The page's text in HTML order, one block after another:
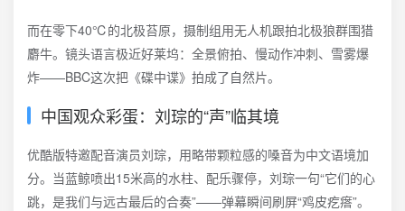
而在零下40℃的北极苔原，摄制组用无人机跟拍北极狼群围猎
麝牛。镜头语言极近好莱坞：全景俯拍、慢动作冲刺、雪雾爆
炸——BBC这次把《碟中谍》拍成了自然片。
中国观众彩蛋：刘琮的“声”临其境
优酷版特邀配音演员刘琮，用略带颗粒感的嗓音为中文语境加
分。当蓝鲸喷出15米高的水柱、配乐骤停，刘琮一句“它们的心
跳，是我们与远古最后的合奏”——弹幕瞬间刷屏“鸡皮疙瘩”。